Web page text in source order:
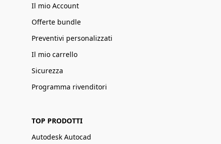
Il mio Account
Offerte bundle
Preventivi personalizzati
Il mio carrello
Sicurezza
Programma rivenditori
TOP PRODOTTI
Autodesk Autocad